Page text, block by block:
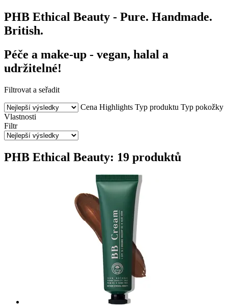
PHB Ethical Beauty - Pure. Handmade.
British.
Péče a make-up - vegan, halal a
udržitelné!
Filtrovat a seřadit
Cena Highlights Typ produktu Typ pokožky
Vlastnosti
Filtr
PHB Ethical Beauty: 19 produktů